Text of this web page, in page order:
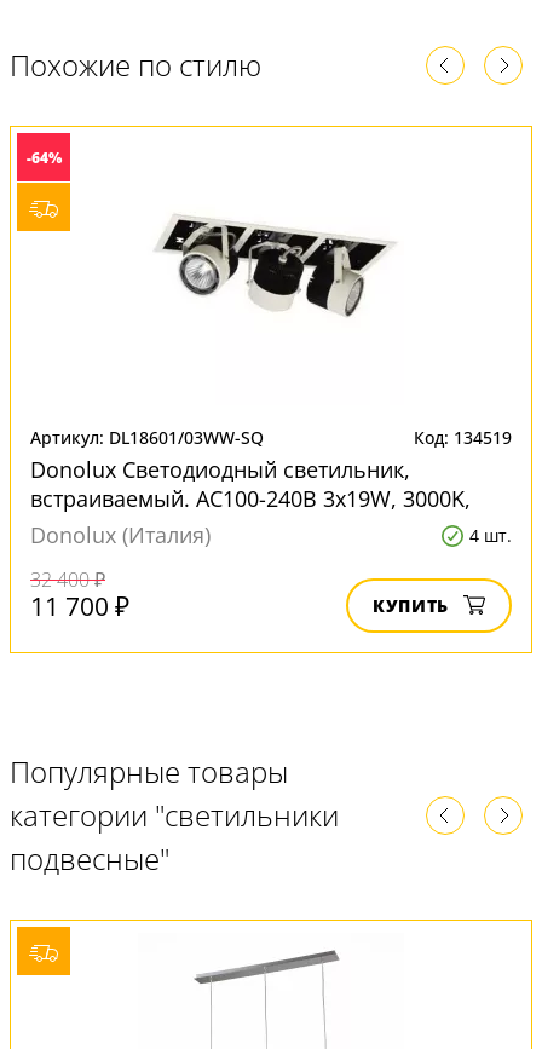
Похожие по стилю
-64%
Артикул: DL18601/03WW-SQ Код: 134519
Donolux Светодиодный светильник,
встраиваемый. АС100-240В 3х19W, 3000K,
3960LM, 30°. Цвет-белый, D4
Donolux (Италия) 4 шт.
32 400 ₽
11 700 ₽ КУПИТЬ
Популярные товары
категории "светильники
подвесные"